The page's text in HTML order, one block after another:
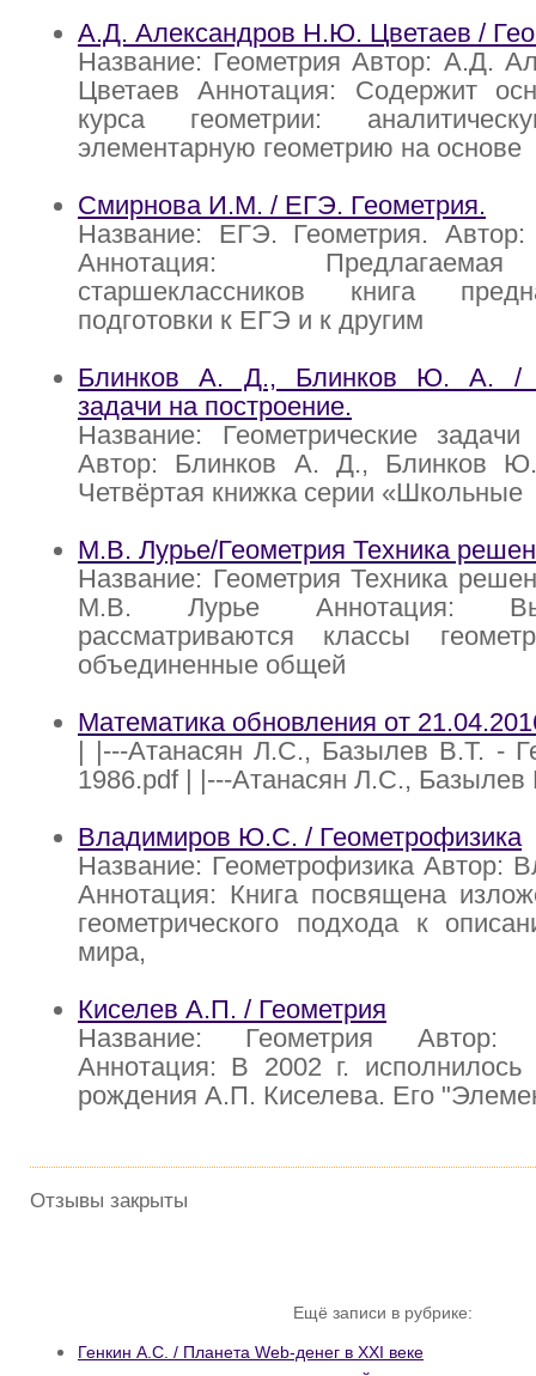
А.Д. Александров Н.Ю. Цветаев /
Название: Геометрия Автор: А.Д.
Цветаев Аннотация: Содержит
курса геометрии:
элементарную геометрию на основе
Смирнова И.М. / ЕГЭ. Геометрия.
Название: ЕГЭ. Геометрия.
Аннотация:
старшеклассников книга
подготовки к ЕГЭ и к другим
Блинков А. Д., Блинков Ю. А. /
задачи на построение.
Название: Геометрические
Автор: Блинков А. Д., Блинков
Четвёртая книжка серии «Школьные
М.В. Лурье/Геометрия Техника
Название: Геометрия Техника
М.В. Лурье Аннотация:
рассматриваются классы
объединенные общей
Математика обновления от
| |---Атанасян Л.С., Базылев В.Т. -
1986.pdf | |---Атанасян Л.С., Базылев
Владимиров Ю.С. / Геометрофизика
Название: Геометрофизика Автор:
Аннотация: Книга посвящена
геометрического подхода к
мира,
Киселев А.П. / Геометрия
Название: Геометрия
Аннотация: В 2002 г.
рождения А.П. Киселева. Его
Отзывы закрыты
Ещё записи в рубрике:
Генкин А.С. / Планета Web-денег в XXI веке